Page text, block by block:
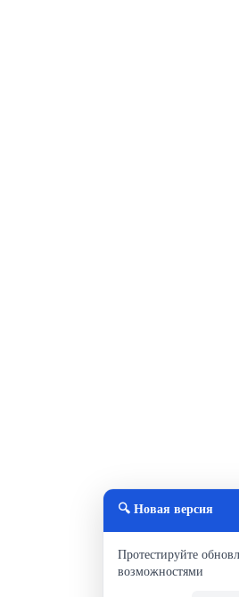
🔍 Новая версия
Протестируйте
возможностями